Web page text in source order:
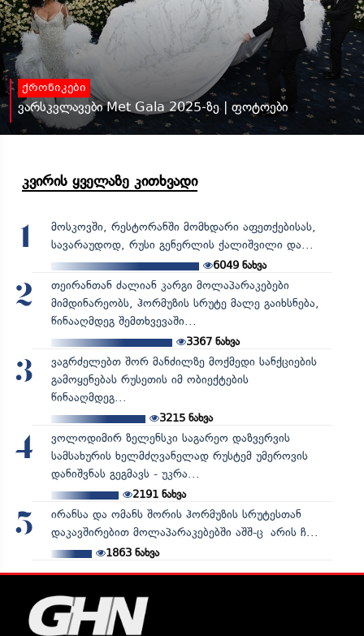
ქრონიკები
ვარსკვლავები Met Gala 2025-ზე | ფოტოები
კვირის ყველაზე კითხვადი
1
მოსკოვში, რესტორანში მომხდარი აფეთქებისას,
სავარაუდოდ, რუსი გენერლის ქალიშვილი და...
6049 ნახვა
2
თეირანთან ძალიან კარგი მოლაპარაკებები
მიმდინარეობს, ჰორმუზის სრუტე მალე გაიხსნება,
წინააღმდეგ შემთხვევაში...
3367ნახვა
3
ვაგრძელებთ შორ მანძილზე მოქმედი სანქციების
გამოყენებას რუსეთის იმ ობიექტების
წინააღმდეგ...
3215ნახვა
4
ვოლოდიმირ ზელენსკი საგარეო დაზვერვის
სამსახურის ხელმძღვანელად რუსტემ უმეროვის
დანიშვნას გეგმავს - უკრა...
2191ნახვა
5
ირანსა და ომანს შორის ჰორმუზის სრუტესთან
დაკავშირებით მოლაპარაკებებში აშშ-ც არის ჩ...
1863ნახვა